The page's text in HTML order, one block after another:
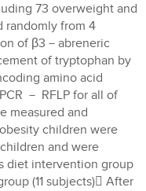
73 overweight and
randomly from 4
of β3－abreneric
of tryptophan by
amino acid
－ RFLP for all of
measured and
children were
and were
diet intervention group
(11 subjects) After